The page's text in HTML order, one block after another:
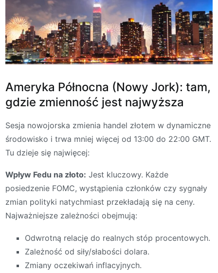
Ameryka Północna (Nowy Jork): tam,
gdzie zmienność jest najwyższa
Sesja nowojorska zmienia handel złotem w dynamiczne
środowisko i trwa mniej więcej od 13:00 do 22:00 GMT.
Tu dzieje się najwięcej:
Wpływ Fedu na złoto: Jest kluczowy. Każde
posiedzenie FOMC, wystąpienia członków czy sygnały
zmian polityki natychmiast przekładają się na ceny.
Najważniejsze zależności obejmują:
Odwrotną relację do realnych stóp procentowych.
Zależność od siły/słabości dolara.
Zmiany oczekiwań inflacyjnych.